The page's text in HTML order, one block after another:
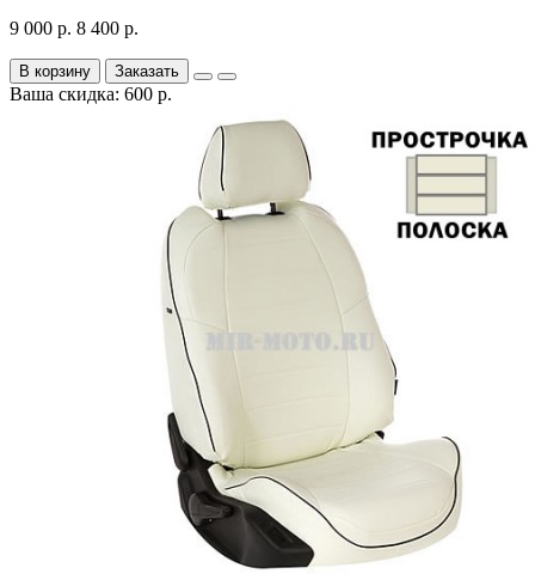
9 000 р. 8 400 р.
В корзину Заказать
Ваша скидка: 600 р.